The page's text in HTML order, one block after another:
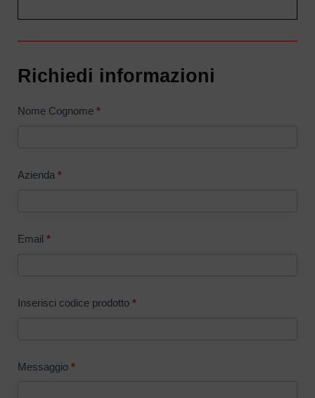
Richiedi informazioni
Modulo
Nome Cognome *
Azienda *
Email *
Inserisci codice prodotto *
Messaggio *